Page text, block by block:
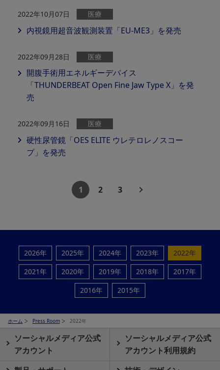
2022年10月07日 医療
内視鏡用超音波観測装置「EU-ME3」を発売
2022年09月28日 医療
開腹手術用エネルギーデバイス
「THUNDERBEAT Open Fine Jaw Type X」を発
売
2022年09月16日 医療
硬性尿管鏡「OES ELITE ウレテロレノスコー
プ」を発売
1 2 3
2026年 2025年 2024年 2023年
2022年
2021年
2020年 2019年 2018年
2017年
2016年
2015年
ホーム Press Room 2022年
ソーシャルメディア公式
アカウント
ソーシャルメディア公式
アカウント利用規約